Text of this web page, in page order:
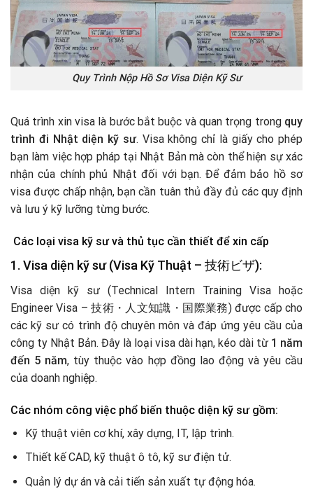
Quy Trình Nộp Hồ Sơ Visa Diện Kỹ Sư
Quá trình xin visa là bước bắt buộc và quan trọng trong quy
trình đi Nhật diện kỹ sư. Visa không chỉ là giấy cho phép
bạn làm việc hợp pháp tại Nhật Bản mà còn thể hiện sự xác
nhận của chính phủ Nhật đối với bạn. Để đảm bảo hồ sơ
visa được chấp nhận, bạn cần tuân thủ đầy đủ các quy định
và lưu ý kỹ lưỡng từng bước.
Các loại visa kỹ sư và thủ tục cần thiết để xin cấp
1. Visa diện kỹ sư (Visa Kỹ Thuật – 技術ビザ):
Visa diện kỹ sư (Technical Intern Training Visa hoặc
Engineer Visa – 技術・人文知識・国際業務) được cấp cho
các kỹ sư có trình độ chuyên môn và đáp ứng yêu cầu của
công ty Nhật Bản. Đây là loại visa dài hạn, kéo dài từ 1 năm
đến 5 năm, tùy thuộc vào hợp đồng lao động và yêu cầu
của doanh nghiệp.
Các nhóm công việc phổ biến thuộc diện kỹ sư gồm:
Kỹ thuật viên cơ khí, xây dựng, IT, lập trình.
Thiết kế CAD, kỹ thuật ô tô, kỹ sư điện tử.
Quản lý dự án và cải tiến sản xuất tự động hóa.